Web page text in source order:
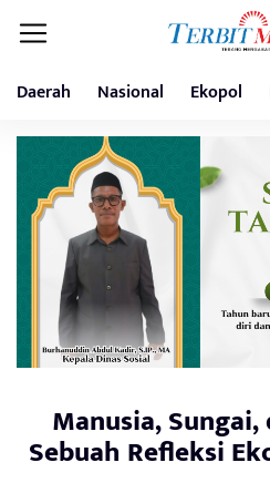
Daerah Nasional Ekopol
Manusia,
Sebuah Refleksi